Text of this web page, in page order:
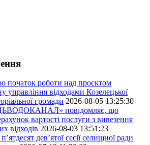
початок роботи над проєктом
управління відходами Козелецької
громади 2026-08-05 13:25:30
повідомляє, що
вартості послуги з вивезення
відходів 2026-08-03 13:51:23
дев’ятої сесії селищної ради